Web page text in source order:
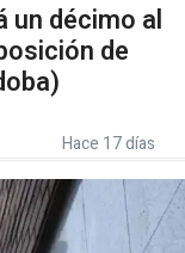
un décimo al
de
Hace 17 días